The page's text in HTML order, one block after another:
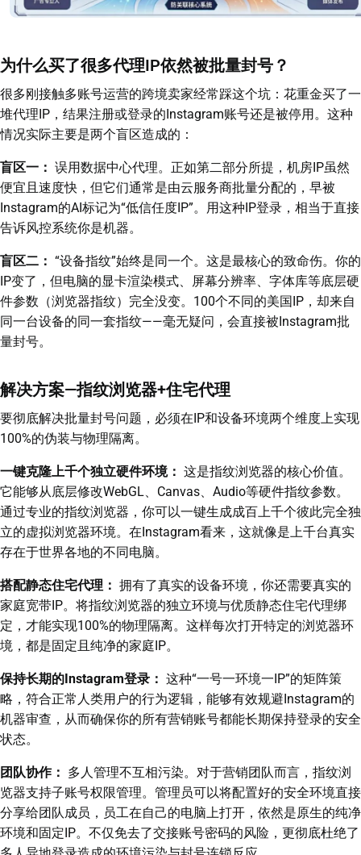
为什么买了很多代理IP依然被批量封号？
很多刚接触多账号运营的跨境卖家经常踩这个坑：花重金买了一
堆代理IP，结果注册或登录的Instagram账号还是被停用。这种
情况实际主要是两个盲区造成的：
盲区一： 误用数据中心代理。正如第二部分所提，机房IP虽然
便宜且速度快，但它们通常是由云服务商批量分配的，早被
Instagram的AI标记为“低信任度IP”。用这种IP登录，相当于直接
告诉风控系统你是机器。
盲区二： “设备指纹”始终是同一个。这是最核心的致命伤。你的
IP变了，但电脑的显卡渲染模式、屏幕分辨率、字体库等底层硬
件参数（浏览器指纹）完全没变。100个不同的美国IP，却来自
同一台设备的同一套指纹——毫无疑问，会直接被Instagram批
量封号。
解决方案—指纹浏览器+住宅代理
要彻底解决批量封号问题，必须在IP和设备环境两个维度上实现
100%的伪装与物理隔离。
一键克隆上千个独立硬件环境： 这是指纹浏览器的核心价值。
它能够从底层修改WebGL、Canvas、Audio等硬件指纹参数。
通过专业的指纹浏览器，你可以一键生成成百上千个彼此完全独
立的虚拟浏览器环境。在Instagram看来，这就像是上千台真实
存在于世界各地的不同电脑。
搭配静态住宅代理： 拥有了真实的设备环境，你还需要真实的
家庭宽带IP。将指纹浏览器的独立环境与优质静态住宅代理绑
定，才能实现100%的物理隔离。这样每次打开特定的浏览器环
境，都是固定且纯净的家庭IP。
保持长期的Instagram登录： 这种“一号一环境一IP”的矩阵策
略，符合正常人类用户的行为逻辑，能够有效规避Instagram的
机器审查，从而确保你的所有营销账号都能长期保持登录的安全
状态。
团队协作： 多人管理不互相污染。对于营销团队而言，指纹浏
览器支持子账号权限管理。管理员可以将配置好的安全环境直接
分享给团队成员，员工在自己的电脑上打开，依然是原生的纯净
环境和固定IP。不仅免去了交接账号密码的风险，更彻底杜绝了